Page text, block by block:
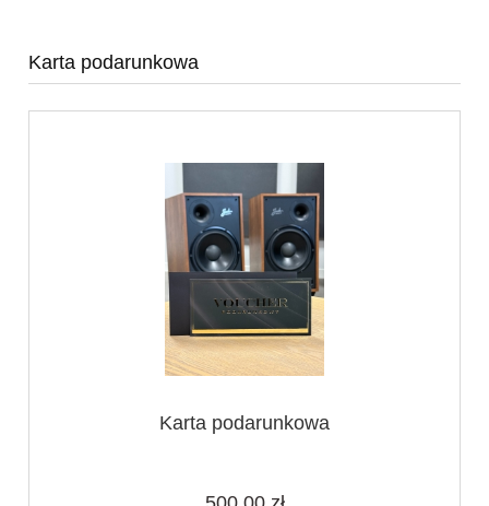
Karta podarunkowa
Karta podarunkowa